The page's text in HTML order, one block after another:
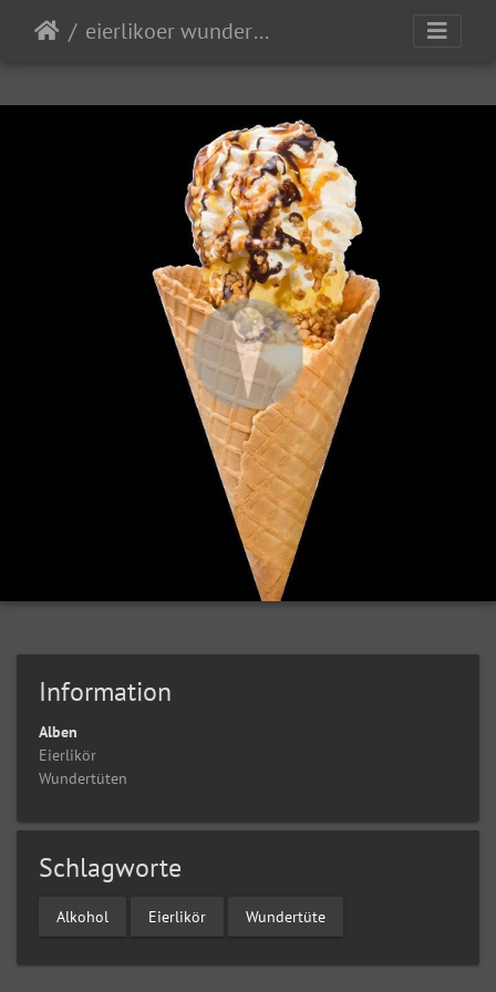
eierlikoer wundertuete
Information
Alben
Eierlikör
Wundertüten
Schlagworte
Alkohol Eierlikör Wundertüte